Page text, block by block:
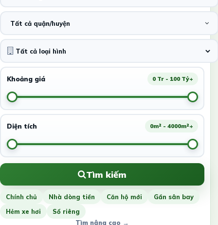
Tất cả quận/huyện
Khoảng giá 0 Tr - 100 Tỷ+
Diện tích 0m² - 4000m²+
Tìm kiếm
Chính chủ Nhà dòng tiền Căn hộ mới
Gần sân bay
Hẻm xe hơi
Sổ riêng
Tìm nâng cao →